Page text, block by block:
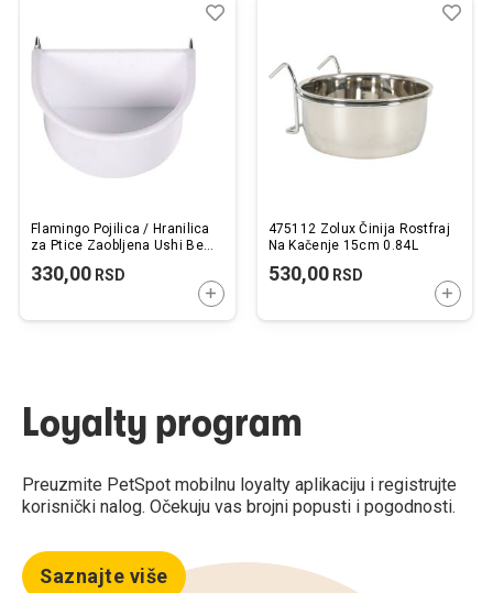
Flamingo Pojilica / Hranilica
za Ptice Zaobljena Ushi Bela
330,00 RSD
DODAJTE U KORPU
Dodaj
Uporedi
475112 Zolux Činija Rostfraj
Na Kačenje 15cm 0.84L
530,00RSD
Loyalty program
Preuzmite PetSpot mobilnu loyalty aplikaciju i registrujte
korisnički nalog. Očekuju vas brojni popusti i pogodnosti.
Saznajte više